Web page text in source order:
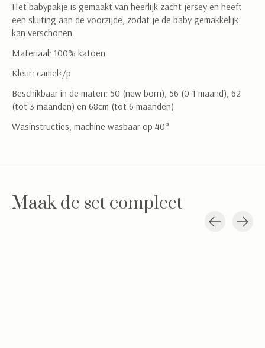
Het babypakje is gemaakt van heerlijk zacht jersey en heeft
een sluiting aan de voorzijde, zodat je de baby gemakkelijk
kan verschonen.
Materiaal: 100% katoen
Kleur: camel</p
Beschikbaar in de maten: 50 (new born), 56 (0-1 maand), 62
(tot 3 maanden) en 68cm (tot 6 maanden)
Wasinstructies; machine wasbaar op 40°
Maak de set compleet